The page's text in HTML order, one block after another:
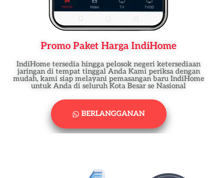
Promo Paket Harga IndiHome
IndiHome tersedia hingga pelosok negeri ketersediaan
jaringan di tempat tinggal Anda Kami periksa dengan
mudah, kami siap melayani pemasangan baru IndiHome
untuk Anda di seluruh Kota Besar se Nasional
BERLANGGANAN